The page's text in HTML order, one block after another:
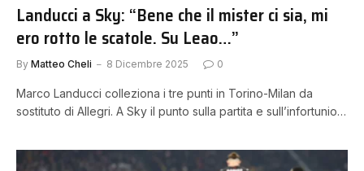
Landucci a Sky: “Bene che il mister ci sia, mi
ero rotto le scatole. Su Leao…”
By Matteo Cheli 8 Dicembre 2025 0
Marco Landucci colleziona i tre punti in Torino-Milan da
sostituto di Allegri. A Sky il punto sulla partita e sull’infortunio…